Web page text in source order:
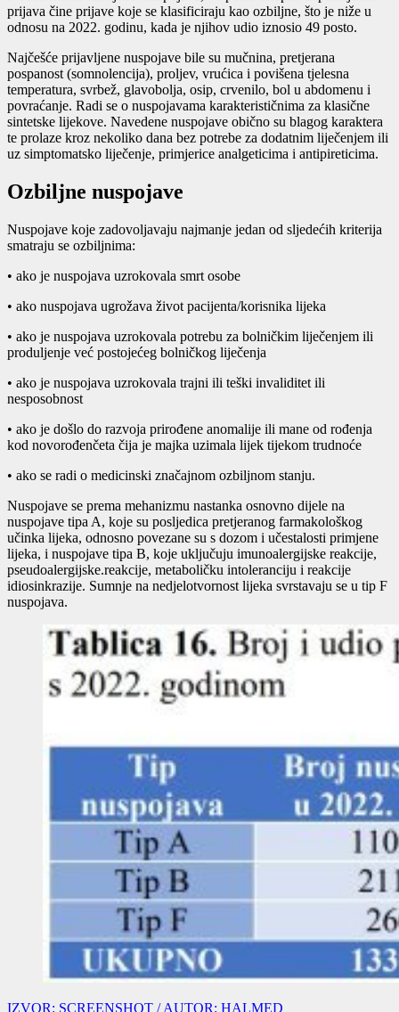
prijava čine prijave koje se klasificiraju kao ozbiljne, što je niže u
odnosu na 2022. godinu, kada je njihov udio iznosio 49 posto.
Najčešće prijavljene nuspojave bile su mučnina, pretjerana
pospanost (somnolencija), proljev, vrućica i povišena tjelesna
temperatura, svrbež, glavobolja, osip, crvenilo, bol u abdomenu i
povraćanje. Radi se o nuspojavama karakterističnima za klasične
sintetske lijekove. Navedene nuspojave obično su blagog karaktera
te prolaze kroz nekoliko dana bez potrebe za dodatnim liječenjem ili
uz simptomatsko liječenje, primjerice analgeticima i antipireticima.
Ozbiljne nuspojave
Nuspojave koje zadovoljavaju najmanje jedan od sljedećih kriterija
smatraju se ozbiljnima:
• ako je nuspojava uzrokovala smrt osobe
• ako nuspojava ugrožava život pacijenta/korisnika lijeka
• ako je nuspojava uzrokovala potrebu za bolničkim liječenjem ili
produljenje već postojećeg bolničkog liječenja
• ako je nuspojava uzrokovala trajni ili teški invaliditet ili
nesposobnost
• ako je došlo do razvoja prirođene anomalije ili mane od rođenja
kod novorođenčeta čija je majka uzimala lijek tijekom trudnoće
• ako se radi o medicinski značajnom ozbiljnom stanju.
Nuspojave se prema mehanizmu nastanka osnovno dijele na
nuspojave tipa A, koje su posljedica pretjeranog farmakološkog
učinka lijeka, odnosno povezane su s dozom i učestalosti primjene
lijeka, i nuspojave tipa B, koje uključuju imunoalergijske reakcije,
pseudoalergijske.reakcije, metaboličku intoleranciju i reakcije
idiosinkrazije. Sumnje na nedjelotvornost lijeka svrstavaju se u tip F
nuspojava.
IZVOR: SCREENSHOT / AUTOR: HALMED